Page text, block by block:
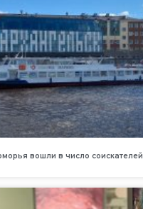
вошли в число соискателей